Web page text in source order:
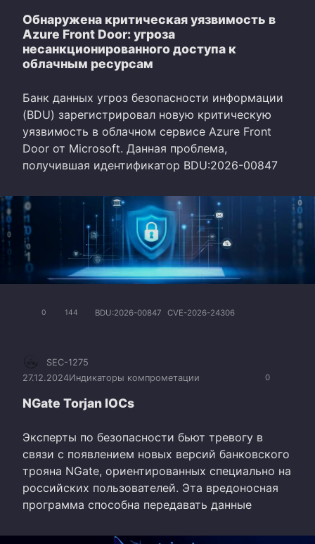
Обнаружена критическая уязвимость в
Azure Front Door: угроза
несанкционированного доступа к
облачным ресурсам
Банк данных угроз безопасности информации
(BDU) зарегистрировал новую критическую
уязвимость в облачном сервисе Azure Front
Door от Microsoft. Данная проблема,
получившая идентификатор BDU:2026-00847
0 144 BDU:2026-00847 CVE-2026-24306
0
SEC-1275
27.12.2024Индикаторы компрометации
NGate Torjan IOCs
Эксперты по безопасности бьют тревогу в
связи с появлением новых версий банковского
трояна NGate, ориентированных специально на
российских пользователей. Эта вредоносная
программа способна передавать данные